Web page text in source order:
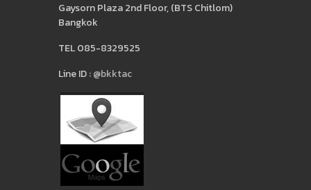
Gaysorn Plaza 2nd Floor, (BTS Chitlom)
Bangkok
TEL 085-8329525
Line ID :@bkktac